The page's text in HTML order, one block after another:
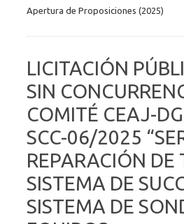
Apertura de Proposiciones (2025)
LICITACIÓN
SIN
COMITÉ CEAJ-
SCC-06/2025
REPARACIÓN DE
SISTEMA DE
SISTEMA DE